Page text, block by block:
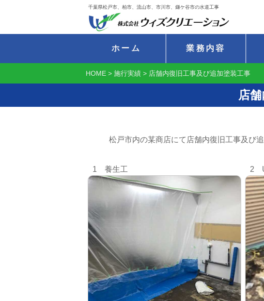
千葉県松戸市、柏市、流山市、市川市、鎌ケ谷市の水道工事
ホーム 業務内容
HOME > 施行実績 > 店舗内復旧工事及び追加塗装工事
店
松戸市内の某商店にて店舗内復旧工事及び
1 養生工 2